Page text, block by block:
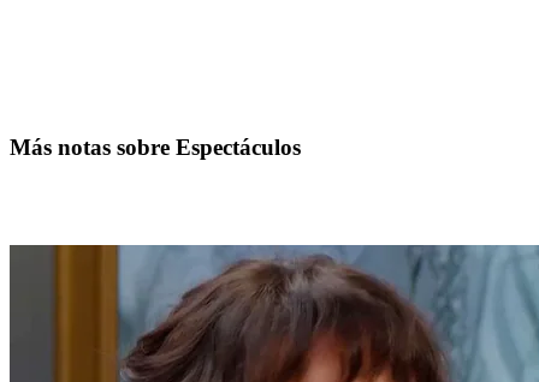
Más notas sobre Espectáculos